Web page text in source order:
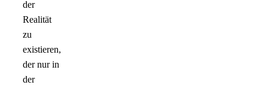
der
Realität
zu
existieren,
der nur in
der